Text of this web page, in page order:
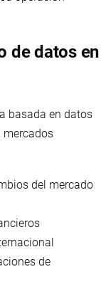
de datos en
basada en datos
mercados
del mercado
de